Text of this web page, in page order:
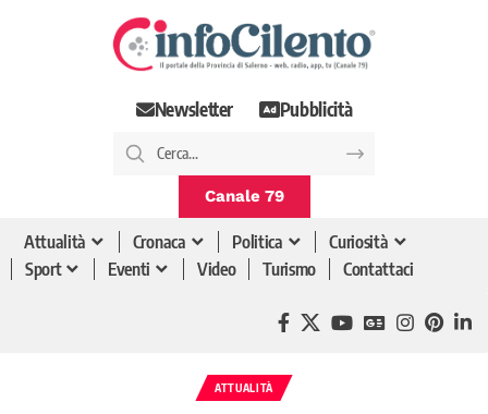
Newsletter Pubblicità
Canale 79
Attualità Cronaca Politica
Curiosità
Sport
Eventi Video Turismo Contattaci
ATTUALITÀ